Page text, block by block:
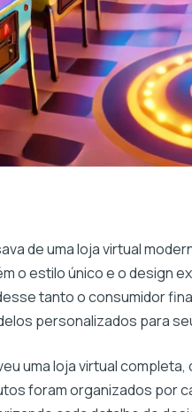
de uma loja virtual
o estilo único e o design
tanto o consumidor
personalizados para
uma loja virtual
foram organizados por